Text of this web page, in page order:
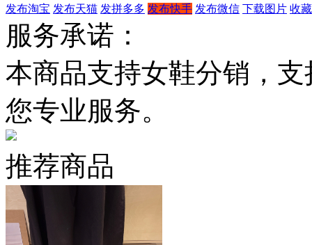
发布淘宝 发布天猫 发拼多多 发布快手 发布微信 下载图片 收
服务承诺：
本商品支持女鞋分销，
您专业服务。
推荐商品